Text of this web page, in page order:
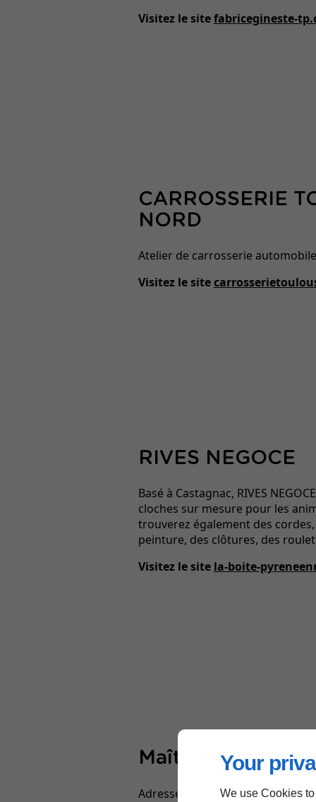
Your
We use Cookies
Visitez le sitefabricegineste-
CARROSSERIE
NORD
Atelier de carrosserie
Visitez le site
RIVES NEGOCE
Basé à Castagnac, RIVES
cloches sur mesure pour les
trouverez également des
peinture, des clôtures, des
Visitez le site la-boite-
Maître Caroline
Adressez-vous à Maître